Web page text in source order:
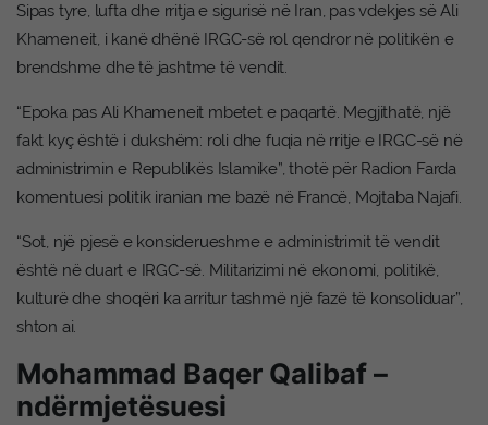
Sipas tyre, lufta dhe rritja e sigurisë në Iran, pas vdekjes së Ali
Khameneit, i kanë dhënë IRGC-së rol qendror në politikën e
brendshme dhe të jashtme të vendit.
“Epoka pas Ali Khameneit mbetet e paqartë. Megjithatë, një
fakt kyç është i dukshëm: roli dhe fuqia në rritje e IRGC-së në
administrimin e Republikës Islamike”, thotë për Radion Farda
komentuesi politik iranian me bazë në Francë, Mojtaba Najafi.
“Sot, një pjesë e konsiderueshme e administrimit të vendit
është në duart e IRGC-së. Militarizimi në ekonomi, politikë,
kulturë dhe shoqëri ka arritur tashmë një fazë të konsoliduar”,
shton ai.
Mohammad Baqer Qalibaf –
ndërmjetësuesi